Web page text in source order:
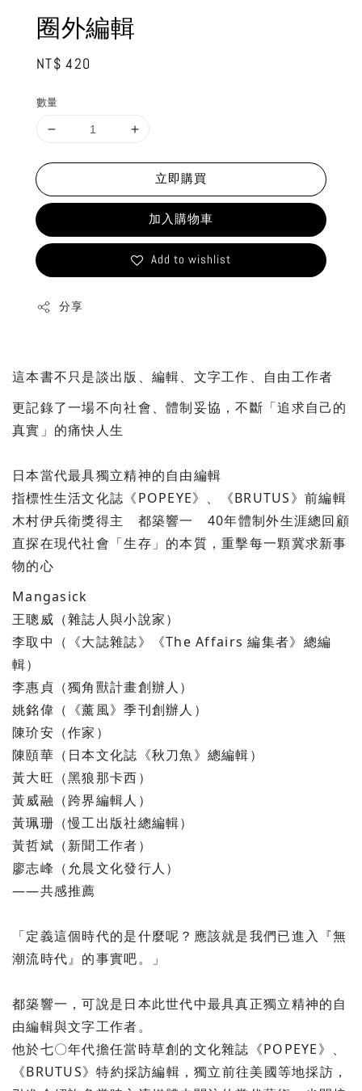
圈外編輯
Regular
NT$ 420
數量
立即購買
加入購物車
Add to wishlist
分享
這本書不只是談出版、編輯、文字工作、自由工作者
更記錄了一場不向社會、體制妥協，不斷「追求自己的
真實」的痛快人生
日本當代最具獨立精神的自由編輯
指標性生活文化誌《POPEYE》、《BRUTUS》前編輯
木村伊兵衛獎得主 都築響一 40年體制外生涯總回顧
直探在現代社會「生存」的本質，重擊每一顆冀求新事
物的心
Mangasick
王聰威（雜誌人與小說家）
李取中（《大誌雜誌》《The Affairs 編集者》總編
輯）
李惠貞（獨角獸計畫創辦人）
姚銘偉（《薰風》季刊創辦人）
陳玠安（作家）
陳頤華（日本文化誌《秋刀魚》總編輯）
黃大旺（黑狼那卡西）
黃威融（跨界編輯人）
黃珮珊（慢工出版社總編輯）
黃哲斌（新聞工作者）
廖志峰（允晨文化發行人）
——共感推薦
「定義這個時代的是什麼呢？應該就是我們已進入『無
潮流時代』的事實吧。」
都築響一，可說是日本此世代中最具真正獨立精神的自
由編輯與文字工作者。
他於七〇年代擔任當時草創的文化雜誌《POPEYE》、
《BRUTUS》特約採訪編輯，獨立前往美國等地採訪，